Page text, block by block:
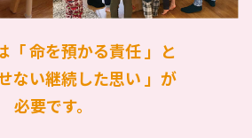
「 命を預かる責任 」と
ない継続した思い 」が
必要です。